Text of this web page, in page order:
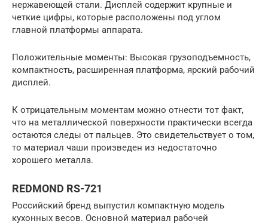
нержавеющей стали. Дисплей содержит крупные и
четкие цифры, которые расположены под углом
главной платформы аппарата.
Положительные моменты: Высокая грузоподъемность,
компактность, расширенная платформа, ярский рабочий
дисплей.
К отрицательным моментам можно отнести тот факт,
что на металлической поверхности практически всегда
остаются следы от пальцев. Это свидетельствует о том,
то материал чаши произведен из недостаточно
хорошего металла.
REDMOND RS-721
Российский бренд выпустил компактную модель
кухонных весов. Основной материал рабочей